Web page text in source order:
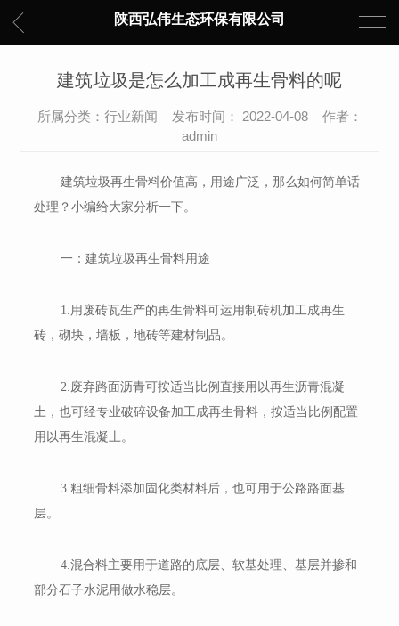
陕西弘伟生态环保有限公司
建筑垃圾是怎么加工成再生骨料的呢
所属分类：行业新闻 发布时间： 2022-04-08 作者：
admin
建筑垃圾再生骨料价值高，用途广泛，那么如何简单话
处理？小编给大家分析一下。
一：建筑垃圾再生骨料用途
1.用废砖瓦生产的再生骨料可运用制砖机加工成再生
砖，砌块，墙板，地砖等建材制品。
2.废弃路面沥青可按适当比例直接用以再生沥青混凝
土，也可经专业破碎设备加工成再生骨料，按适当比例配置
用以再生混凝土。
3.粗细骨料添加固化类材料后，也可用于公路路面基
层。
4.混合料主要用于道路的底层、软基处理、基层并掺和
部分石子水泥用做水稳层。